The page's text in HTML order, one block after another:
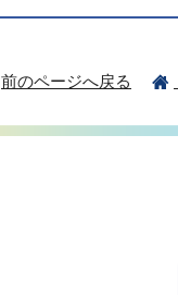
前のページへ戻る